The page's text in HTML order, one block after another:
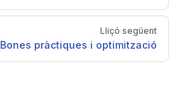
Lliçó següent
Bones pràctiques i optimització